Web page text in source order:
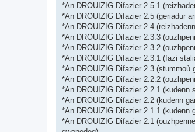
*An DROUIZIG Difazier 2.5.1
*An DROUIZIG Difazier 2.5 (geriadur
*An DROUIZIG Difazier 2.4
*An DROUIZIG Difazier 2.3.3
*An DROUIZIG Difazier 2.3.2
*An DROUIZIG Difazier 2.3.1 (fazi
*An DROUIZIG Difazier 2.3 (stummoù
*An DROUIZIG Difazier 2.2.2
*An DROUIZIG Difazier 2.2.1 (kudenn
*An DROUIZIG Difazier 2.2 (kudenn
*An DROUIZIG Difazier 2.1.1 (kudenn
*An DROUIZIG Difazier 2.1